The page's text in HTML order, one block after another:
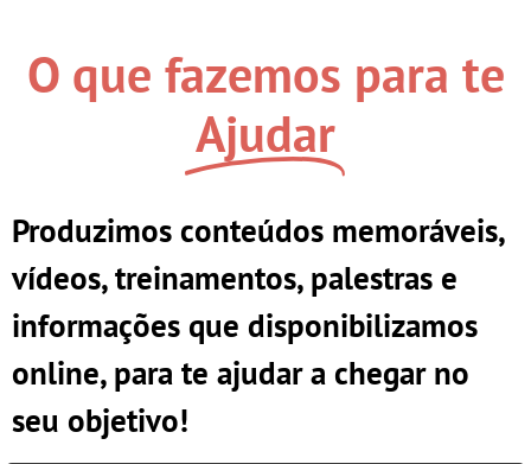
O que fazemos para te
Ajudar
Produzimos conteúdos memoráveis,
vídeos, treinamentos, palestras e
informações que disponibilizamos
online, para te ajudar a chegar no
seu objetivo!